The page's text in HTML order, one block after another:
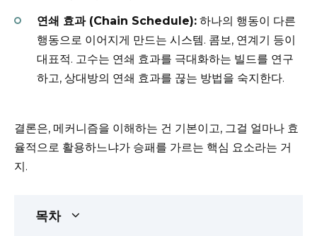
연쇄 효과 (Chain Schedule): 하나의 행동이 다른
행동으로 이어지게 만드는 시스템. 콤보, 연계기 등이
대표적. 고수는 연쇄 효과를 극대화하는 빌드를 연구
하고, 상대방의 연쇄 효과를 끊는 방법을 숙지한다.
결론은, 메커니즘을 이해하는 건 기본이고, 그걸 얼마나 효
율적으로 활용하느냐가 승패를 가르는 핵심 요소라는 거
지.
목차